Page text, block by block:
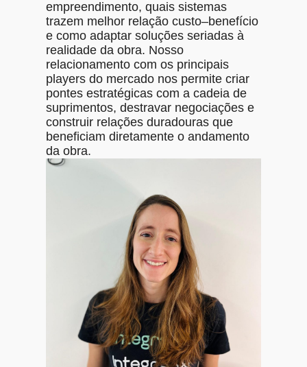
empreendimento, quais sistemas
trazem melhor relação custo–benefício
e como adaptar soluções seriadas à
realidade da obra. Nosso
relacionamento com os principais
players do mercado nos permite criar
pontes estratégicas com a cadeia de
suprimentos, destravar negociações e
construir relações duradouras que
beneficiam diretamente o andamento
da obra.